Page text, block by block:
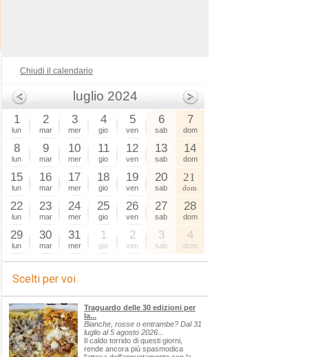
Chiudi il calendario
luglio 2024
1
lun
2
mar
3
mer
4
gio
5
ven
6
sab
7
dom
8
lun
9
mar
10
mer
11
gio
12
ven
13
sab
14
dom
15
lun
16
mar
17
mer
18
gio
19
ven
20
sab
21
dom
22
lun
23
mar
24
mer
25
gio
26
ven
27
sab
28
dom
29
lun
30
mar
31
mer
1
gio
2
ven
3
sab
4
dom
Scelti per voi
Traguardo delle 30 edizioni per
la...
Bianche, rosse o entrambe? Dal 31
luglio al 5 agosto 2026...
Il caldo torrido di questi giorni,
rende ancora più spasmodica